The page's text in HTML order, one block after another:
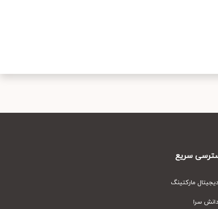
سریع
مارکتینگ
سرا